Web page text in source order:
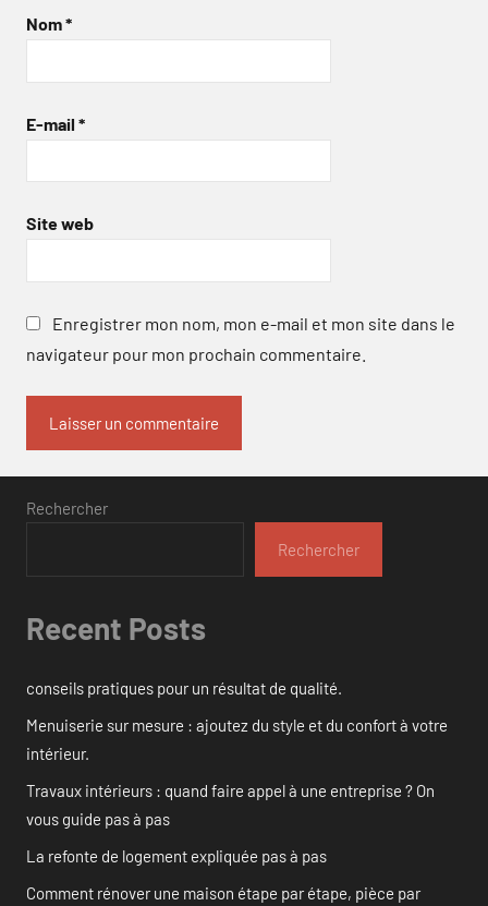
Nom*
E-mail *
Site web
Enregistrer mon nom, mon e-mail et mon site dans le
navigateur pour mon prochain commentaire.
Rechercher
Rechercher
Recent Posts
conseils pratiques pour un résultat de qualité.
Menuiserie sur mesure : ajoutez du style et du confort à votre
intérieur.
Travaux intérieurs : quand faire appel à une entreprise ? On
vous guide pas à pas
La refonte de logement expliquée pas à pas
Comment rénover une maison étape par étape, pièce par